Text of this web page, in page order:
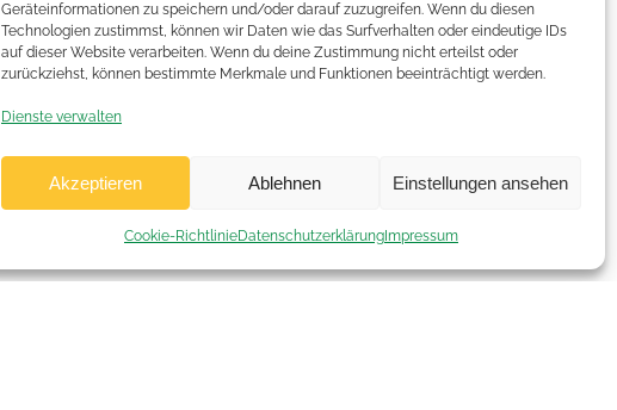
Geräteinformationen zu speichern und/oder darauf zuzugreifen. Wenn du diesen
Technologien zustimmst, können wir Daten wie das Surfverhalten oder eindeutige IDs
auf dieser Website verarbeiten. Wenn du deine Zustimmung nicht erteilst oder
zurückziehst, können bestimmte Merkmale und Funktionen beeinträchtigt werden.
Dienste verwalten
Akzeptieren Ablehnen Einstellungen ansehen
Cookie-RichtlinieDatenschutzerklärungImpressum